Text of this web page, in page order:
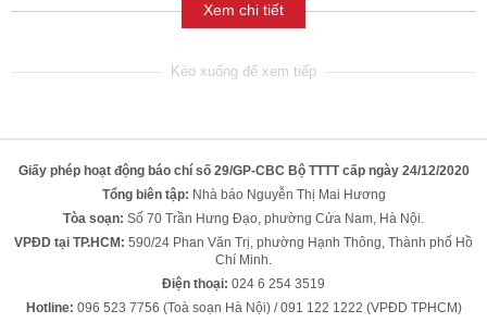
Xem chi tiết
Giấy phép hoạt động báo chí số 29/GP-CBC Bộ TTTT cấp ngày 24/12/2020
Tổng biên tập: Nhà báo Nguyễn Thị Mai Hương
Tòa soạn: Số 70 Trần Hưng Đạo, phường Cửa Nam, Hà Nội.
VPĐD tại TP.HCM: 590/24 Phan Văn Trị, phường Hạnh Thông, Thành phố Hồ
Chí Minh.
Điện thoại: 024 6 254 3519
Hotline: 096 523 7756 (Toà soạn Hà Nội) / 091 122 1222 (VPĐD TPHCM)